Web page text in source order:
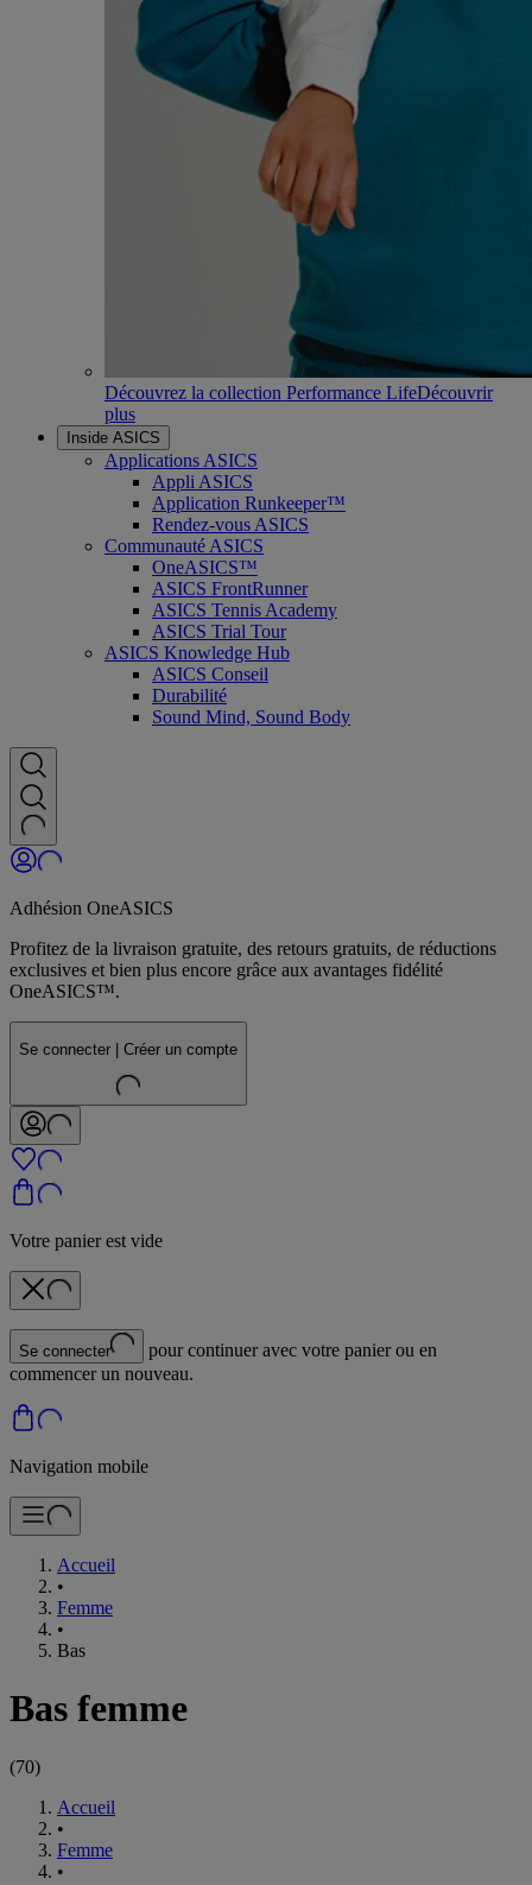
Découvrez la collection Performance LifeDécouvrir
plus
Inside ASICS
Applications ASICS
Appli ASICS
Application Runkeeper™
Rendez-vous ASICS
Communauté ASICS
OneASICS™
ASICS FrontRunner
ASICS Tennis Academy
ASICS Trial Tour
ASICS Knowledge Hub
ASICS Conseil
Durabilité
Sound Mind, Sound Body
Adhésion OneASICS
Profitez de la livraison gratuite, des retours gratuits, de réductions
exclusives et bien plus encore grâce aux avantages fidélité
OneASICS™.
Se connecter | Créer un compte
Votre panier est vide
Se connecter
pour continuer avec votre panier ou en
commencer un nouveau.
Navigation mobile
Accueil
•
Femme
•
Bas
Bas femme
(70)
Accueil
•
Femme
•